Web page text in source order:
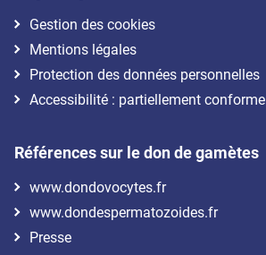
Gestion des cookies
Mentions légales
Protection des données personnelles
Accessibilité : partiellement conforme
Références sur le don de gamètes
www.dondovocytes.fr
www.dondespermatozoides.fr
Presse